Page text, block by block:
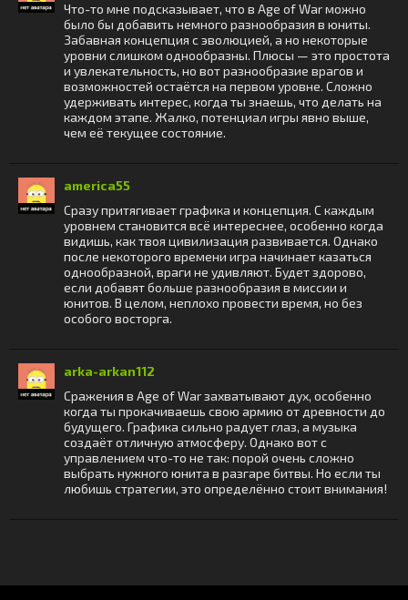
Что-то мне подсказывает, что в Age of War можно
было бы добавить немного разнообразия в юниты.
Забавная концепция с эволюцией, а но некоторые
уровни слишком однообразны. Плюсы — это простота
и увлекательность, но вот разнообразие врагов и
возможностей остаётся на первом уровне. Сложно
удерживать интерес, когда ты знаешь, что делать на
каждом этапе. Жалко, потенциал игры явно выше,
чем её текущее состояние.
america55
Сразу притягивает графика и концепция. С каждым
уровнем становится всё интереснее, особенно когда
видишь, как твоя цивилизация развивается. Однако
после некоторого времени игра начинает казаться
однообразной, враги не удивляют. Будет здорово,
если добавят больше разнообразия в миссии и
юнитов. В целом, неплохо провести время, но без
особого восторга.
arka-arkan112
Сражения в Age of War захватывают дух, особенно
когда ты прокачиваешь свою армию от древности до
будущего. Графика сильно радует глаз, а музыка
создаёт отличную атмосферу. Однако вот с
управлением что-то не так: порой очень сложно
выбрать нужного юнита в разгаре битвы. Но если ты
любишь стратегии, это определённо стоит внимания!